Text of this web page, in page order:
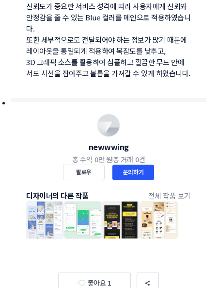
신뢰도가 중요한 서비스 성격에 따라 사용자에게 신뢰와
안정감을 줄 수 있는 Blue 컬러를 메인으로 적용하였습니
다.
또한 세부적으로도 전달되어야 하는 정보가 많기 때문에
레이아웃을 통일되게 적용하여 복잡도를 낮추고,
3D 그래픽 소스를 활용하여 심플하고 깔끔한 무드 안에
서도 시선을 잡아주고 볼륨을 가져갈 수 있게 하였습니다.
newwwing
총 수익 0만 원총 거래 0건
팔로우 문의하기
디자이너의 다른 작품 전체 작품 보기
좋아요 1